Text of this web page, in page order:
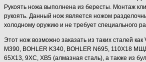
Рукоять ножа выполнена из бересты. Монтаж
рукоять. Данный нож является ножом
холодному оружию и не требует специального
Этот нож возможно заказать из таких сталей как
M390, BOHLER K340, BOHLER N695, 110Х18
65Х13, 9ХС, ХВ5 (алмазная сталь), а также из